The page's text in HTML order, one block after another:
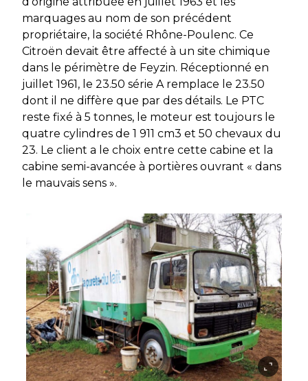
marquages au nom de son précédent
propriétaire, la société Rhône-Poulenc. Ce
Citroën devait être affecté à un site chimique
dans le périmètre de Feyzin. Réceptionné en
juillet 1961, le 23.50 série A remplace le 23.50
dont il ne diffère que par des détails. Le PTC
reste fixé à 5 tonnes, le moteur est toujours le
quatre cylindres de 1 911 cm3 et 50 chevaux du
23. Le client a le choix entre cette cabine et la
cabine semi-avancée à portières ouvrant « dans
le mauvais sens ».